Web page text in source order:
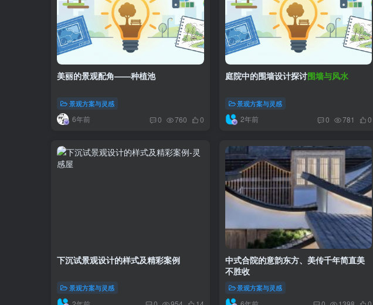
美丽的景观配角——种植池
景观方案与灵感
6年前 0 760 0
庭院中的围墙设计探讨围墙与风水
景观方案与灵感
2年前 0 781 0
下沉试景观设计的样式及精彩案例
景观方案与灵感
中式合院的意韵东方、美传千年简直美
不胜收
景观方案与灵感